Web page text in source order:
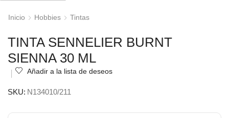
Inicio Hobbies Tintas
TINTA SENNELIER BURNT
SIENNA 30 ML
Añadir a la lista de deseos
SKU: N134010/211